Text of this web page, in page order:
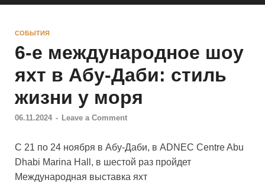
СОБЫТИЯ
6-е международное шоу
яхт в Абу-Даби: стиль
жизни у моря
06.11.2024 - Leave a Comment
С 21 по 24 ноября в Абу-Даби, в ADNEC Centre Abu
Dhabi Marina Hall, в шестой раз пройдет
Международная выставка яхт